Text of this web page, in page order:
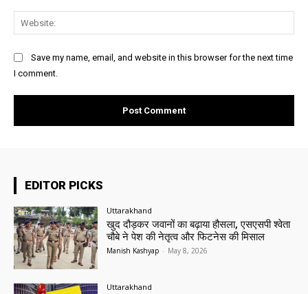
Save my name, email, and website in this browser for the next time
I comment.
EDITOR PICKS
Uttarakhand
खुद दौड़कर जवानों का बढ़ाया हौसला, एसएसपी श्वेता
चौबे ने पेश की नेतृत्व और फिटनेस की मिसाल
Manish Kashyap - May 8, 2026
Uttarakhand